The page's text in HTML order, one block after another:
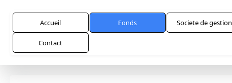
Accueil Fonds Societe de gestion
Contact